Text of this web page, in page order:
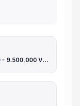
Thu nhập CỐ ĐỊNH: 8.500.000 - 9.500.000 VND. TỔNG THU NHẬP (Thưởng Promotion): 12.000.000 - 15.000.000 VND/tháng